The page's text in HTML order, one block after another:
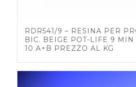
RDR541/9 – RESINA PER
BIC. BEIGE POT-LIFE 9 MIN
10 A+B PREZZO AL KG